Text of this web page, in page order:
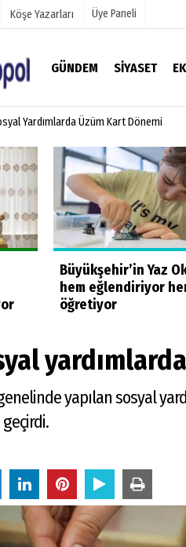
Köşe Yazarları Üye Paneli
GÜNDEM SIYASET
Hava Durumu
Anketler
Yardımlarda Üzüm Kart Dönemi
Büyükşehir’in Yaz
hem eğlendiriyor
öğretiyor
yapılan sosyal
geçirdi.